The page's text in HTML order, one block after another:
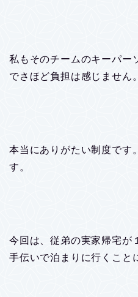
私もそのチームのキーパー
でさほど負担は感じません。
本当にありがたい制度です
す。
今回は、従弟の実家帰宅が
手伝いで泊まりに行くこと